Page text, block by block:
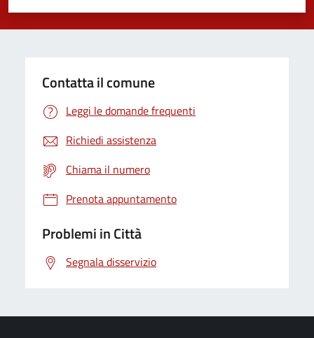
Valuta 5 stelle su 5
Valuta 4 stelle su 5
Valuta 3 stelle su 5
Valuta 2 stelle su 5
Valuta 1 stelle su 5
Contatta il comune
Leggi le domande frequenti
Richiedi assistenza
Chiama il numero
Prenota appuntamento
Problemi in Città
Segnala disservizio